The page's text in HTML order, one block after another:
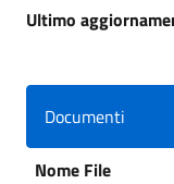
Ultimo
Documenti
Nome File